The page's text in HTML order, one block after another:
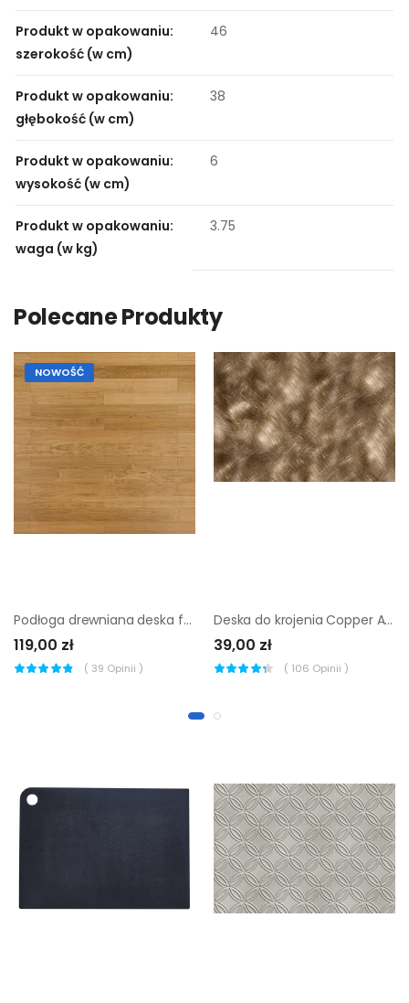
Produkt w opakowaniu:
szerokość (w cm)
46
Produkt w opakowaniu:
głębokość (w cm)
38
Produkt w opakowaniu:
wysokość (w cm)
6
Produkt w opakowaniu:
waga (w kg)
3.75
Polecane Produkty
NOWOŚĆ
Podłoga drewniana deska fornirowana Dąb Selekt 1-lamelowa lakier mat 8.5 mm Carpathia
119,00 zł
( 39 Opinii )
Deska do krojenia Copper Alfa-Cer
39,00 zł
( 106 Opinii )